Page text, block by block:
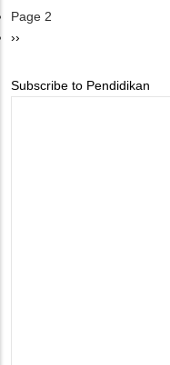
Pagination
page
Page 2
Next
››
Subscribe to Pendidikan